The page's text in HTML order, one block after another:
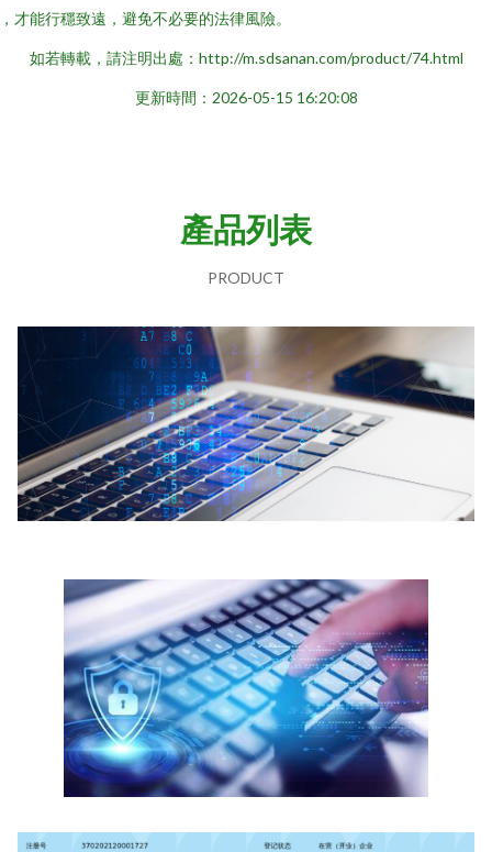
才能行穩致遠，避免不必要的法律風險。
如若轉載，請注明出處：http://m.sdsanan.com/product/74.html
更新時間：2026-05-15 16:20:08
產品列表
PRODUCT